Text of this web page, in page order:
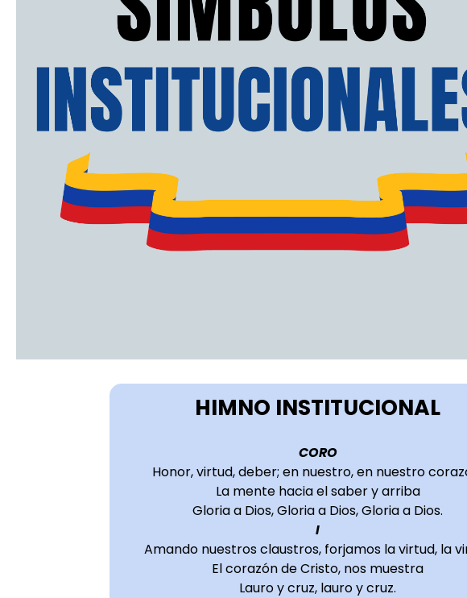
HIMNO INSTITUCIONAL
CORO
Honor, virtud, deber; en nuestro, en nuestro
La mente hacia el saber y arriba
Gloria a Dios, Gloria a Dios, Gloria a Dios.
I
Amando nuestros claustros, forjamos la virtud, la
El corazón de Cristo, nos muestra
Lauro y cruz, lauro y cruz.